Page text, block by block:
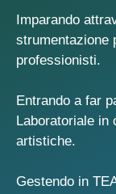
Imparando
strumentazione
professionisti.
Entrando a far
Laboratoriale in
artistiche.
Gestendo in